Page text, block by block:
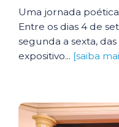
Uma jornada
Entre os dias 4 de
segunda a sexta, das
expositivo... [saiba